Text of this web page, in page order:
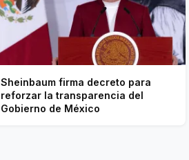
Sheinbaum firma decreto para
reforzar la transparencia del
Gobierno de México